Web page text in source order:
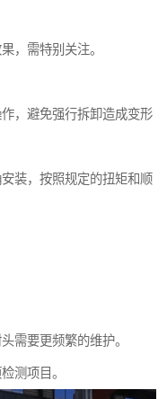
，需特别关注。
，避免强行拆卸造成变形
装，按照规定的扭矩和顺
需要更频繁的维护。
测项目。